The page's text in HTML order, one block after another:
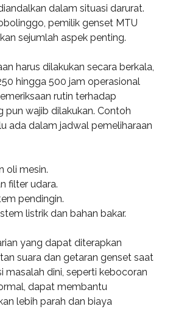
dalam situasi darurat.
pemilik genset MTU
sejumlah aspek penting.
harus dilakukan secara berkala,
hingga 500 jam operasional
rutin terhadap
pun wajib dilakukan. Contoh
ada dalam jadwal pemeliharaan
oli mesin.
filter udara.
pendingin.
listrik dan bahan bakar.
yang dapat diterapkan
suara dan getaran genset saat
masalah dini, seperti kebocoran
dapat membantu
lebih parah dan biaya